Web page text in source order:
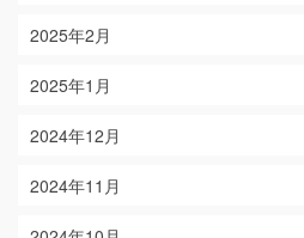
2025年2月
2025年1月
2024年12月
2024年11月